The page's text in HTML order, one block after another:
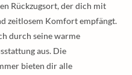
Rückzugsort, der dich mit
zeitlosem Komfort empfängt.
durch seine warme
aus. Die
bieten dir alle